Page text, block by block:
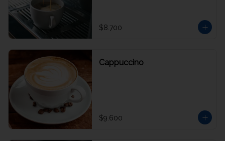
$8.700
Cappuccino
$9.600